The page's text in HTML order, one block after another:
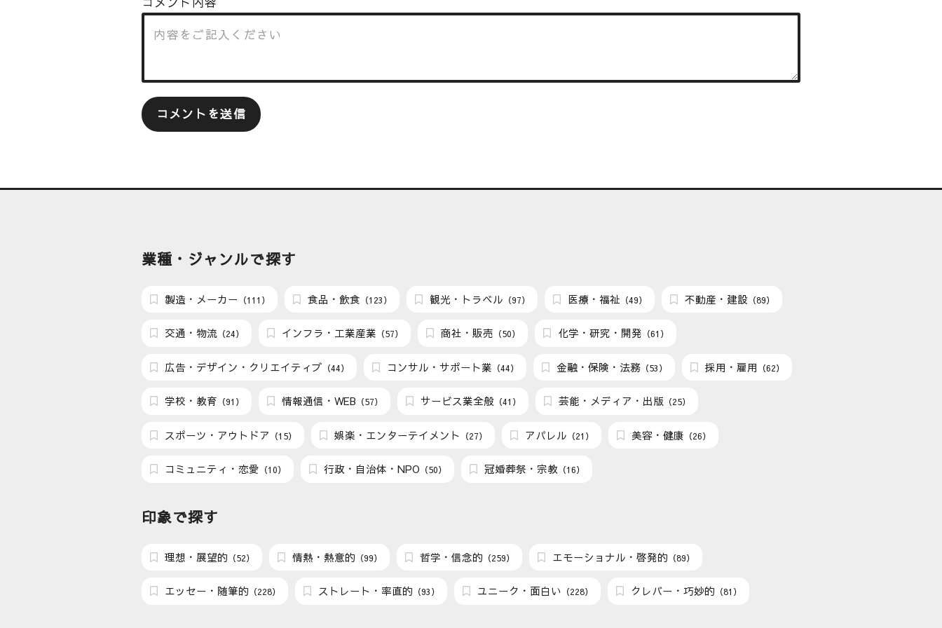
業種・ジャンルで探す
製造・メーカー （111） 食品・飲食 （123） 観光・トラベル （97） 医療・福祉 （49） 不動産・建設 （89）
交通・物流 （24） インフラ・工業産業 （57） 商社・販売 （50） 化学・研究・開発 （61）
広告・デザイン・クリエイティブ （44） コンサル・サポート業 （44） 金融・保険・法務 （53） 採用・雇用 （62）
学校・教育 （91） 情報通信・WEB （57） サービス業全般 （41） 芸能・メディア・出版 （25）
スポーツ・アウトドア （15） 娯楽・エンターテイメント （27） アパレル （21） 美容・健康 （26）
コミュニティ・恋愛 （10） 行政・自治体・NPO （50） 冠婚葬祭・宗教 （16）
印象で探す
理想・展望的 （52） 情熱・熱意的 （99） 哲学・信念的 （259） エモーショナル・啓発的 （89）
エッセー・随筆的 （228） ストレート・率直的 （93） ユニーク・面白い （228） クレバー・巧妙的 （81）